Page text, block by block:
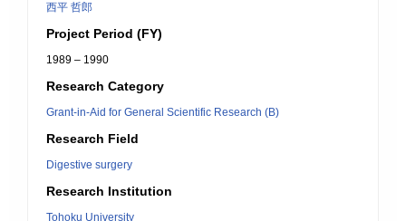
西平 哲郎
Project Period (FY)
1989 – 1990
Research Category
Grant-in-Aid for General Scientific Research (B)
Research Field
Digestive surgery
Research Institution
Tohoku University